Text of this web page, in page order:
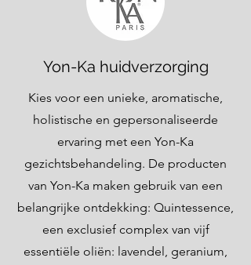
Yon-Ka huidverzorging
Kies voor een unieke, aromatische,
holistische en gepersonaliseerde
ervaring met een Yon-Ka
gezichtsbehandeling. De producten
van Yon-Ka maken gebruik van een
belangrijke ontdekking: Quintessence,
een exclusief complex van vijf
essentiële oliën: lavendel, geranium,